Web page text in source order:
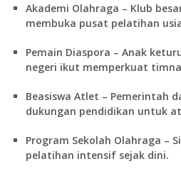
Akademi Olahraga – Klub
membuka pusat pelatihan
Pemain Diaspora – Anak
negeri ikut memperkuat
Beasiswa Atlet – Pemerintah
dukungan pendidikan untuk
Program Sekolah Olahraga –
pelatihan intensif sejak dini.